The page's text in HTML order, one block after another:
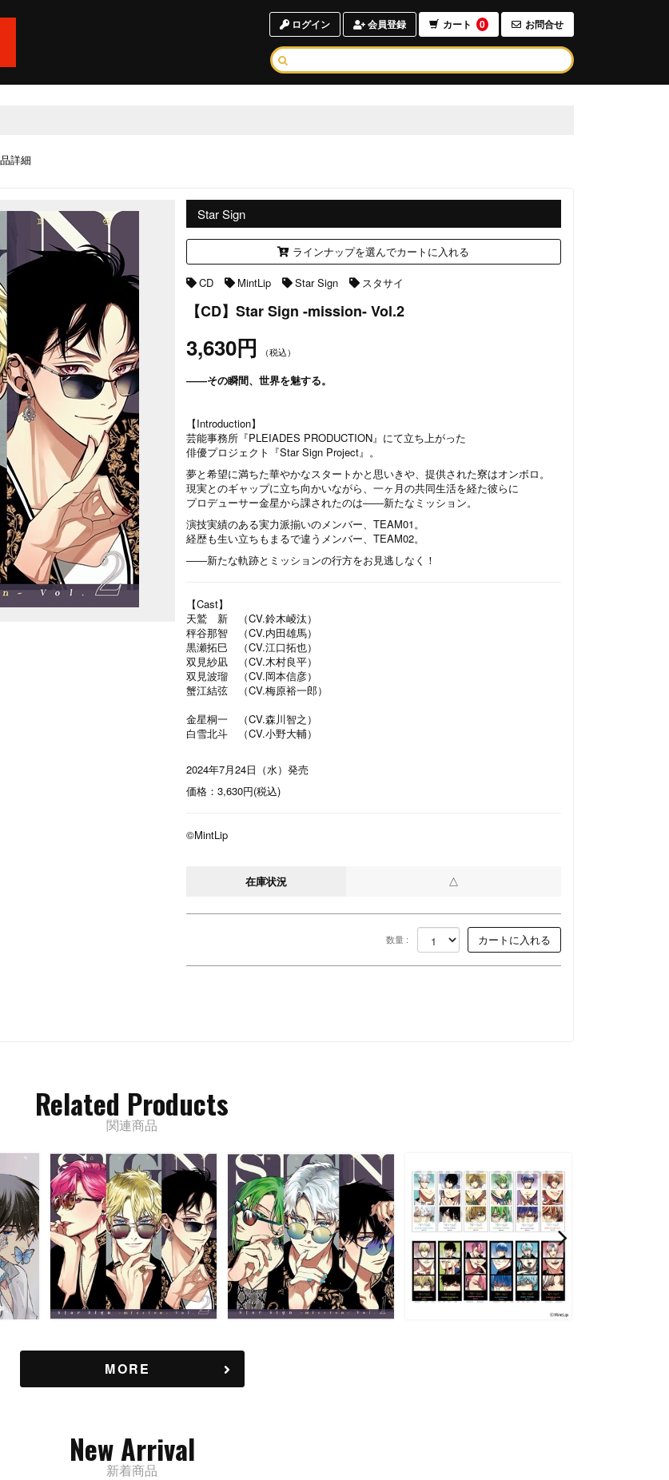
ログイン 会員登録 カート 0 お問合せ
詳細
Star Sign
ラインナップを選んでカートに入れる
CD MintLip Star Sign スタサイ
【CD】Star Sign -mission- Vol.2
3,630円 （税込）
――その瞬間、世界を魅する。
【Introduction】
芸能事務所『PLEIADES PRODUCTION』にて立ち上がった
俳優プロジェクト『Star Sign Project』。
夢と希望に満ちた華やかなスタートかと思いきや、提供された寮はオンボロ。
現実とのギャップに立ち向かいながら、一ヶ月の共同生活を経た彼らに
プロデューサー金星から課されたのは――新たなミッション。
演技実績のある実力派揃いのメンバー、TEAM01。
経歴も生い立ちもまるで違うメンバー、TEAM02。
――新たな軌跡とミッションの行方をお見逃しなく！
【Cast】
天鷲 新 （CV.鈴木崚汰）
秤谷那智 （CV.内田雄馬）
黒瀬拓巳 （CV.江口拓也）
双見紗凪 （CV.木村良平）
双見波瑠 （CV.岡本信彦）
蟹江結弦 （CV.梅原裕一郎）
金星桐一 （CV.森川智之）
白雪北斗 （CV.小野大輔）
2024年7月24日（水）発売
価格：3,630円(税込)
©MintLip
在庫状況 △
数量 :
Related Products
関連商品
MORE
New Arrival
新着商品